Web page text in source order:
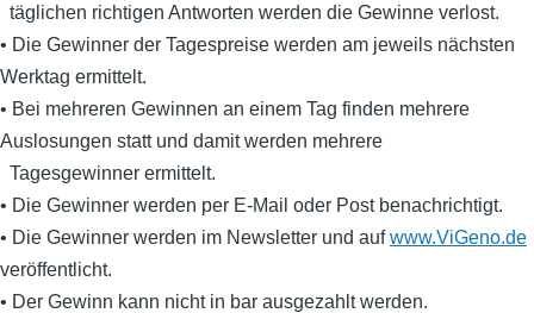
täglichen richtigen Antworten werden die Gewinne verlost.
• Die Gewinner der Tagespreise werden am jeweils nächsten
Werktag ermittelt.
• Bei mehreren Gewinnen an einem Tag finden mehrere
Auslosungen statt und damit werden mehrere
Tagesgewinner ermittelt.
• Die Gewinner werden per E-Mail oder Post benachrichtigt.
• Die Gewinner werden im Newsletter und aufwww.ViGeno.de
veröffentlicht.
• Der Gewinn kann nicht in bar ausgezahlt werden.